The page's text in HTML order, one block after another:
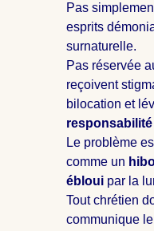
Pas
esprits
surnaturelle.
Pas réservée
reçoivent
bilocation et
Le problème
comme un
ébloui par la
Tout chrétien
communique